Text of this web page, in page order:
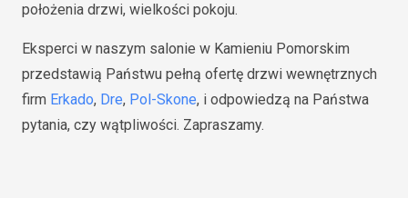
położenia drzwi, wielkości pokoju.
Eksperci w naszym salonie w Kamieniu Pomorskim
przedstawią Państwu pełną ofertę drzwi wewnętrznych
firm Erkado, Dre, Pol-Skone, i odpowiedzą na Państwa
pytania, czy wątpliwości. Zapraszamy.